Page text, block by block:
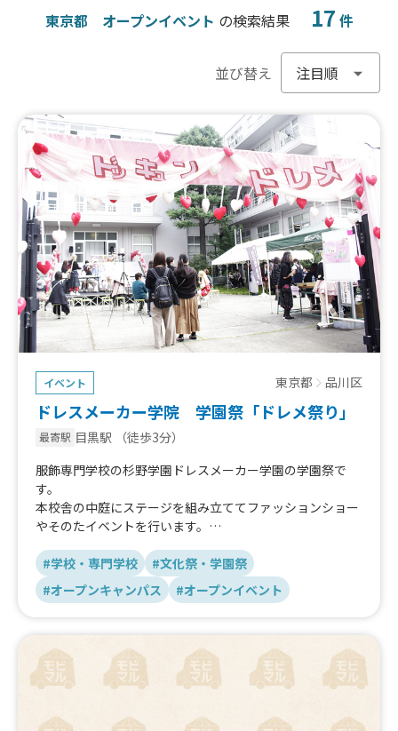
東京都 オープンイベント の検索結果 17 件
並び替え
イベント 東京都 品川区
ドレスメーカー学院 学園祭「ドレメ祭り」
最寄駅 目黒駅
（徒歩3分）
服飾専門学校の杉野学園ドレスメーカー学園の学園祭で
す。
本校舎の中庭にステージを組み立ててファッションショー
やそのたイベントを行います。
る多数の高校生、近隣住民の方など多くの方が訪れるイベ
ントです！
#学校・専門学校
#文化祭・学園祭
#オープンキャンパス
#オープンイベント